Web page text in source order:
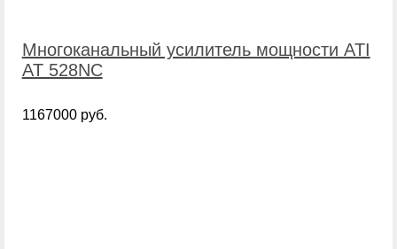
Многоканальный усилитель мощности ATI
AT 528NC
1167000 руб.